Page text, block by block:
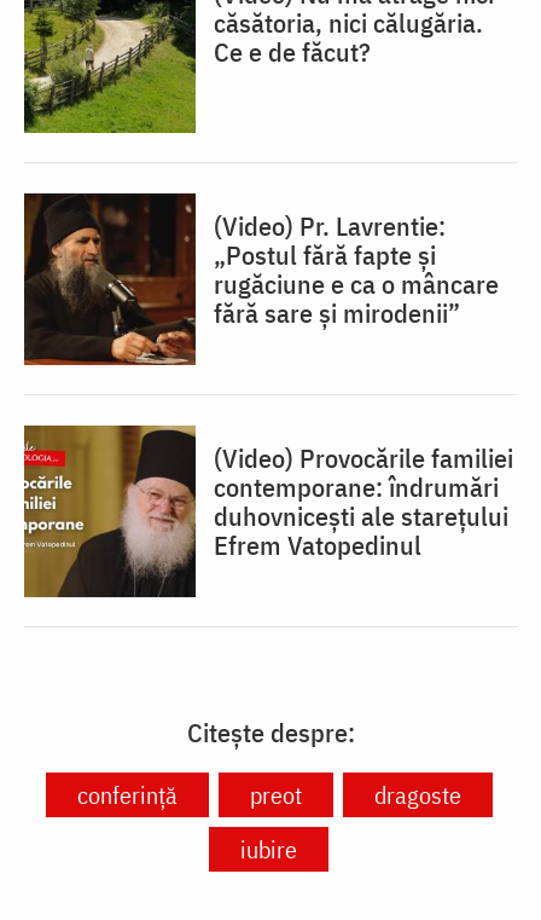
căsătoria, nici călugăria.
Ce e de făcut?
(Video) Pr. Lavrentie:
„Postul fără fapte și
rugăciune e ca o mâncare
fără sare și mirodenii”
(Video) Provocările familiei
contemporane: îndrumări
duhovnicești ale starețului
Efrem Vatopedinul
Citește despre:
conferință preot
dragoste
iubire